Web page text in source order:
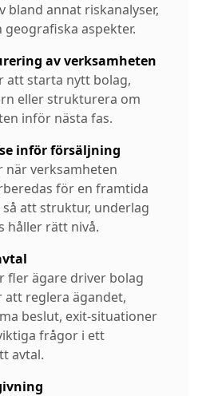
bland annat riskanalyser,
aspekter.
av verksamheten
att starta nytt bolag,
eller strukturera om
inför nästa fas.
inför försäljning
när verksamheten
för en framtida
att struktur, underlag
håller rätt nivå.
fler ägare driver bolag
att reglera ägandet,
beslut, exit-situationer
frågor i ett
avtal.